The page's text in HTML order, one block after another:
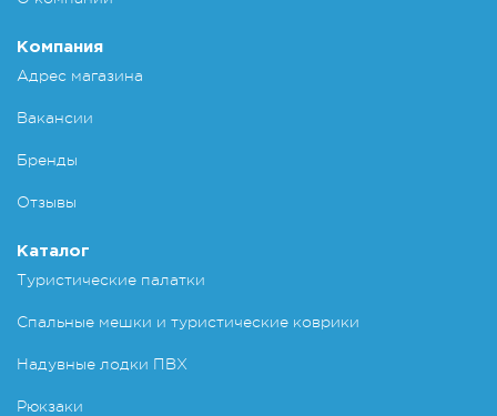
Компания
Адрес магазина
Вакансии
Бренды
Отзывы
Каталог
Туристические палатки
Спальные мешки и туристические коврики
Надувные лодки ПВХ
Рюкзаки